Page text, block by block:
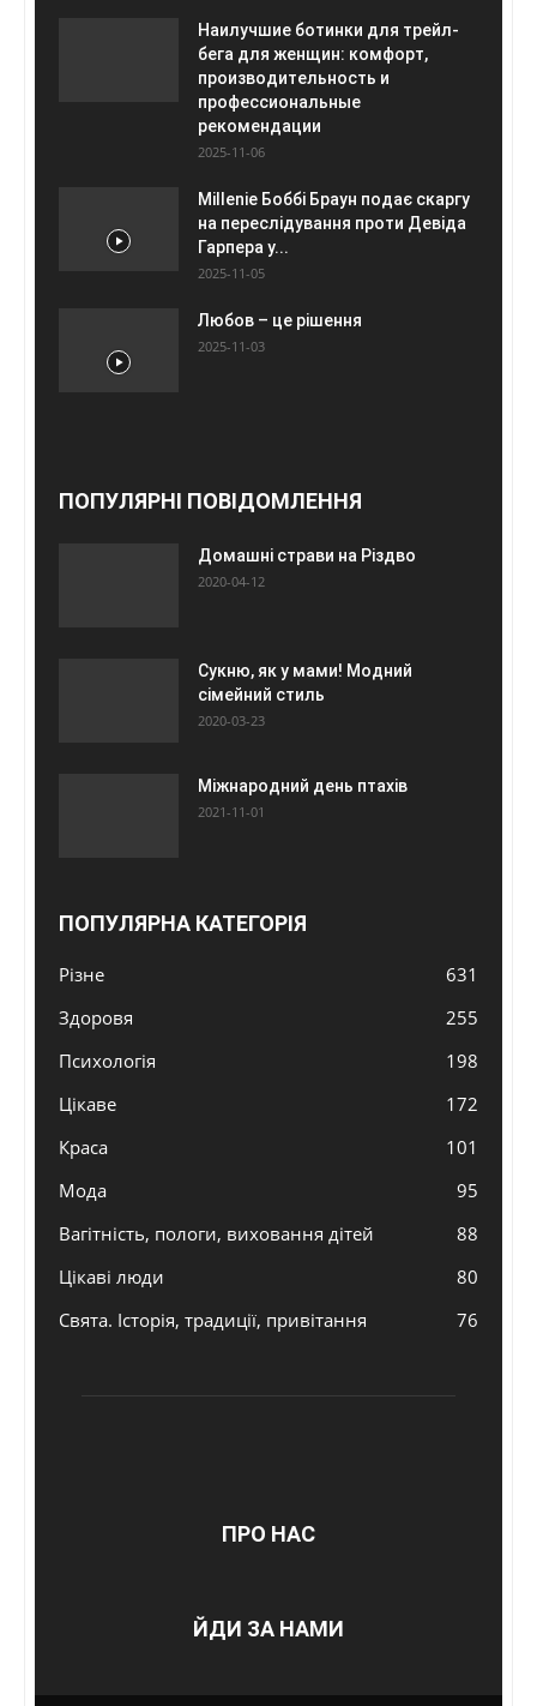
Наилучшие ботинки для трейл-
бега для женщин: комфорт,
производительность и
профессиональные
рекомендации
2025-11-06
Millenie Боббі Браун подає скаргу
на переслідування проти Девіда
Гарпера у...
2025-11-05
Любов – це рішення
2025-11-03
ПОПУЛЯРНІ ПОВІДОМЛЕННЯ
Домашні страви на Різдво
2020-04-12
Сукню, як у мами! Модний
сімейний стиль
2020-03-23
Міжнародний день птахів
2021-11-01
ПОПУЛЯРНА КАТЕГОРІЯ
Різне
631
Здоровя
255
Психологія
198
Цікаве
172
Краса
101
Мода
95
Вагітність, пологи, виховання дітей
88
Цікаві люди
80
Свята. Історія, традиції, привітання
76
ПРО НАС
ЙДИ ЗА НАМИ